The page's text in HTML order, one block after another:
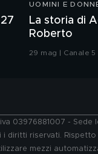
UOMINI E
La storia di
Roberto
29 mag | Canale 5
03976881007 -
diritti riservati.
mezzi